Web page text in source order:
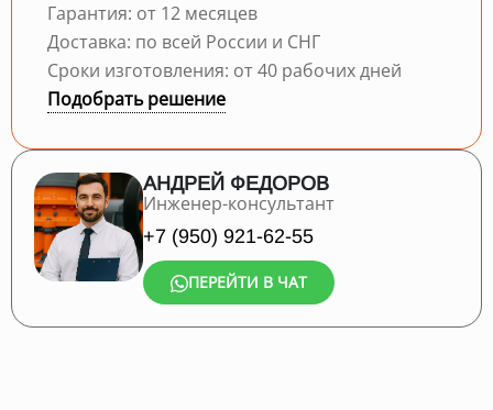
Гарантия: от 12 месяцев
Доставка: по всей России и СНГ
Сроки изготовления: от 40 рабочих дней
Подобрать решение
АНДРЕЙ ФЕДОРОВ
Инженер-консультант
+7 (950) 921-62-55
ПЕРЕЙТИ В ЧАТ